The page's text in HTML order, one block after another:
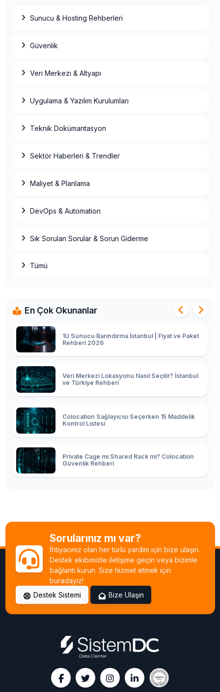
Sunucu & Hosting Rehberleri
Güvenlik
Veri Merkezi & Altyapı
Uygulama & Yazılım Kurulumları
Teknik Dokümantasyon
Sektör Haberleri & Trendler
Maliyet & Planlama
DevOps & Automation
Sık Sorulan Sorular & Sorun Giderme
Tümü
En Çok Okunanlar
Faturalandırma ve PDU Rehberi
Colocation mu Kiralık Sunucu mu? TCO
1U Sunucu Barındırma İstanbul | Fiyat ve Paket
Rehberi 2026
Veri Merkezi Lokasyonu Nasıl Seçilir? İstanbul
ve Türkiye Rehberi
Colocation Sağlayıcısı Seçerken 15 Maddelik
Kontrol Listesi
Private Cage mi Shared Rack mi? Colocation
Güvenlik Rehberi
Sunucuyu Veri Merkezine Taşıma: Migration
Kontrol Listesi
Veri Merkezi Enerji Maliyeti: kWh
Faturalandırma ve PDU Rehberi
Ryzen 9 9950X ECC Kurumsal Sunucu: Non-
Sorularınız mı var?
İhtiyacınız olan her türlü yardım için bize ulaşın.
Destek ekibimizle iletişime geçin veya bizimle
bağlantı kurun. Size hizmet etmek için
buradayız!
Destek Sistemi
Bize Ulaşın